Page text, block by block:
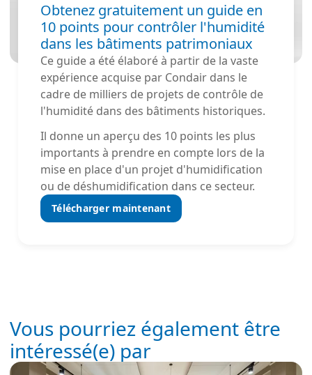
Obtenez gratuitement un guide en
10 points pour contrôler l'humidité
dans les bâtiments patrimoniaux
Ce guide a été élaboré à partir de la vaste
expérience acquise par Condair dans le
cadre de milliers de projets de contrôle de
l'humidité dans des bâtiments historiques.
Il donne un aperçu des 10 points les plus
importants à prendre en compte lors de la
mise en place d'un projet d'humidification
ou de déshumidification dans ce secteur.
Télécharger maintenant
Vous pourriez également être
intéressé(e) par